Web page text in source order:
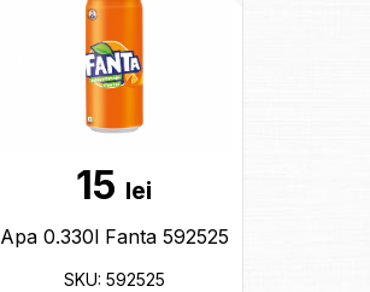
15 lei
Apa 0.330l Fanta 592525
SKU: 592525